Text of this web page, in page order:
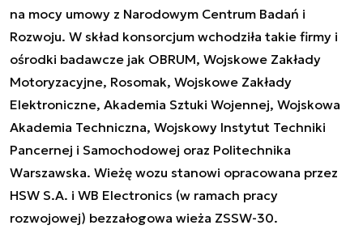
na mocy umowy z Narodowym Centrum Badań i
Rozwoju. W skład konsorcjum wchodziła takie firmy i
ośrodki badawcze jak OBRUM, Wojskowe Zakłady
Motoryzacyjne, Rosomak, Wojskowe Zakłady
Elektroniczne, Akademia Sztuki Wojennej, Wojskowa
Akademia Techniczna, Wojskowy Instytut Techniki
Pancernej i Samochodowej oraz Politechnika
Warszawska. Wieżę wozu stanowi opracowana przez
HSW S.A. i WB Electronics (w ramach pracy
rozwojowej) bezzałogowa wieża ZSSW-30.